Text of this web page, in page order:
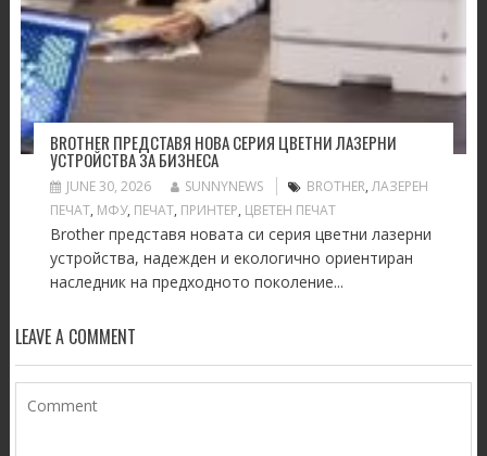
BROTHER ПРЕДСТАВЯ НОВА СЕРИЯ ЦВЕТНИ ЛАЗЕРНИ
УСТРОЙСТВА ЗА БИЗНЕСА
JUNE 30, 2026 SUNNYNEWS BROTHER,ЛАЗЕРЕН
ПЕЧАТ, МФУ, ПЕЧАТ, ПРИНТЕР, ЦВЕТЕН ПЕЧАТ
Brother представя новата си серия цветни лазерни
устройства, надежден и екологично ориентиран
наследник на предходното поколение...
LEAVE A COMMENT